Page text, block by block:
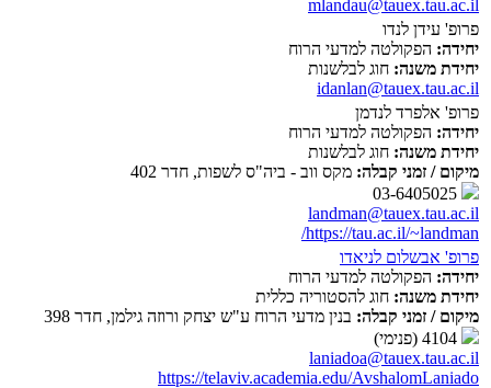
mlandau@tauex.tau.ac.il
פרופ' עידן לנדו
יחידה: הפקולטה למדעי הרוח
יחידת משנה: חוג לבלשנות
idanlan@tauex.tau.ac.il
פרופ' אלפרד לנדמן
יחידה: הפקולטה למדעי הרוח
יחידת משנה: חוג לבלשנות
מיקום / זמני קבלה: מקס ווב - ביה"ס לשפות, חדר 402
landman@tauex.tau.ac.il
https://tau.ac.il/~landman/
פרופ' אבשלום לניאדו
יחידה: הפקולטה למדעי הרוח
יחידת משנה: חוג להסטוריה כללית
מיקום / זמני קבלה: בנין מדעי הרוח ע"ש יצחק ורוזה גילמן, חדר 398
laniadoa@tauex.tau.ac.il
https://telaviv.academia.edu/AvshalomLaniado